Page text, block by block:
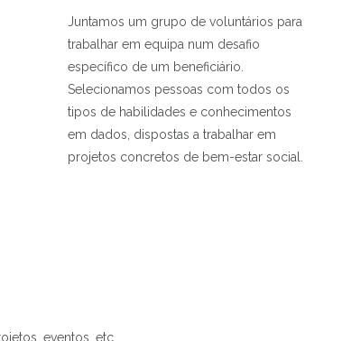
Juntamos um grupo de voluntários para
trabalhar em equipa num desafio
específico de um beneficiário.
Selecionamos pessoas com todos os
tipos de habilidades e conhecimentos
em dados, dispostas a trabalhar em
projetos concretos de bem-estar social.
eventos, etc